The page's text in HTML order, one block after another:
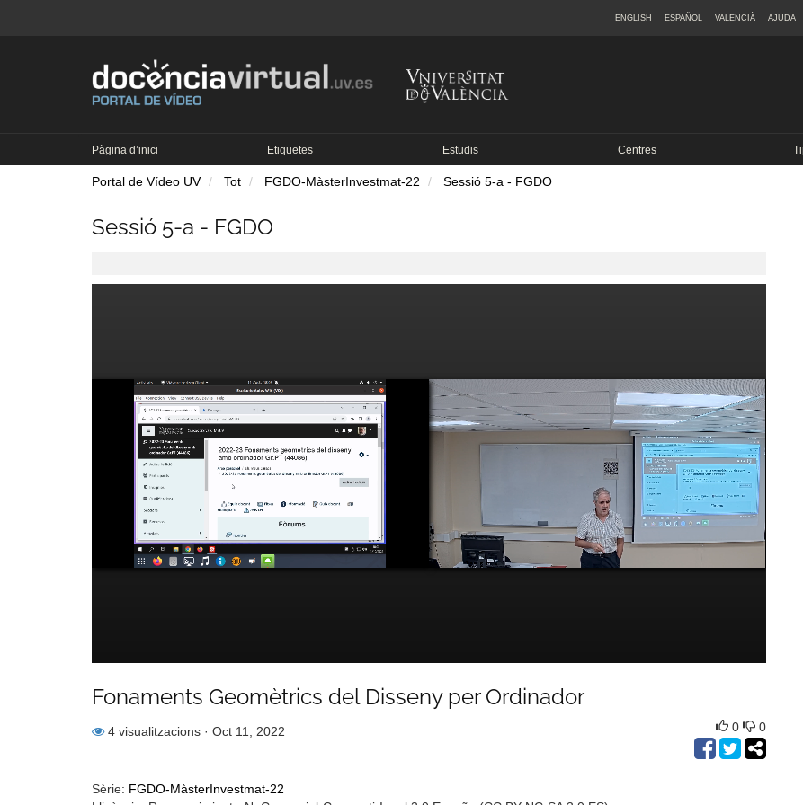
ENGLISH ESPAÑOL VALENCIÀ AJUDA
Pàgina d’inici Etiquetes Estudis Centres
Portal de Vídeo UV Tot FGDO-MàsterInvestmat-22 Sessió 5-a - FGDO
Sessió 5-a - FGDO
Fonaments Geomètrics del Disseny per Ordinador
4 visualitzacions · Oct 11, 2022 0 0
Sèrie: FGDO-MàsterInvestmat-22